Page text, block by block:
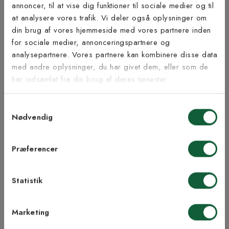
annoncer, til at vise dig funktioner til sociale medier og til
at analysere vores trafik. Vi deler også oplysninger om
din brug af vores hjemmeside med vores partnere inden
for sociale medier, annonceringspartnere og
analysepartnere. Vores partnere kan kombinere disse data
med andre oplysninger, du har givet dem, eller som de
har indsamlet fra din brug af deres tjenester.
Nødvendig
Præferencer
Statistik
Marketing
Inspiration fra @kilandsofficial
Tilmeld dig vores
nyhedsbrev
Vær blandt de første til at modtage vores tilbud,
tips og nyheder.
Samtykke til Kilands vilkår
modtage nyhedsbreve fra Kilands